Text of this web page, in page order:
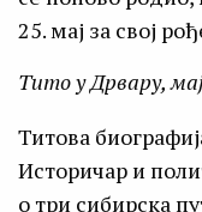
25. мај за свој
Тито у Дрвару,
Титова
Историчар и
о три сибирска